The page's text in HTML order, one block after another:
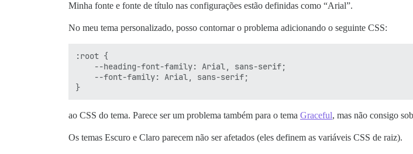
Minha fonte e fonte de título nas configurações estão definidas como “Arial”.
No meu tema personalizado, posso contornar o problema adicionando o seguinte CSS:
:root {
    --heading-font-family: Arial, sans-serif;
    --font-family: Arial, sans-serif;
ao CSS do tema. Parece ser um problema também para o tema Graceful, mas não consigo
Os temas Escuro e Claro parecem não ser afetados (eles definem as variáveis CSS de raiz).